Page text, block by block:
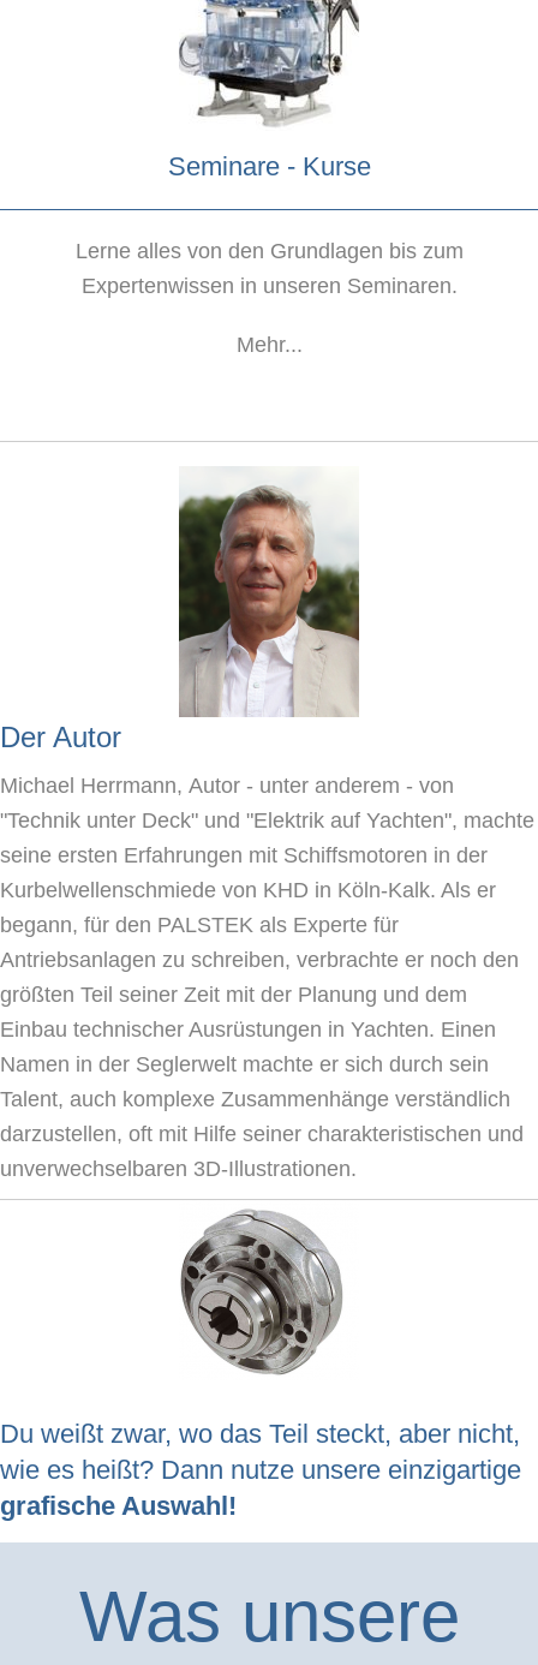
Seminare - Kurse
Lerne alles von den Grundlagen bis zum
Expertenwissen in unseren Seminaren.
Mehr...
Der Autor
Michael Herrmann, Autor - unter anderem - von
"Technik unter Deck" und "Elektrik auf Yachten", machte
seine ersten Erfahrungen mit Schiffsmotoren in der
Kurbelwellenschmiede von KHD in Köln-Kalk. Als er
begann, für den PALSTEK als Experte für
Antriebsanlagen zu schreiben, verbrachte er noch den
größten Teil seiner Zeit mit der Planung und dem
Einbau technischer Ausrüstungen in Yachten. Einen
Namen in der Seglerwelt machte er sich durch sein
Talent, auch komplexe Zusammenhänge verständlich
darzustellen, oft mit Hilfe seiner charakteristischen und
unverwechselbaren 3D-Illustrationen.
Du weißt zwar, wo das Teil steckt, aber nicht,
wie es heißt? Dann nutze unsere einzigartige
grafische Auswahl!
Was unsere